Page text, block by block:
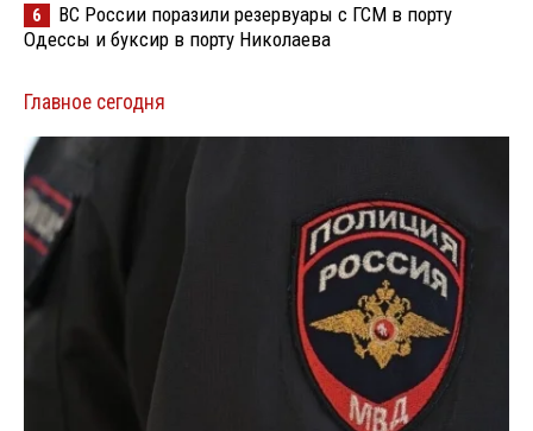
6
ВС России поразили резервуары с ГСМ в порту
Одессы и буксир в порту Николаева
Главное сегодня